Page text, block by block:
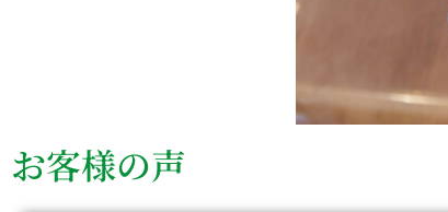
お客様の声